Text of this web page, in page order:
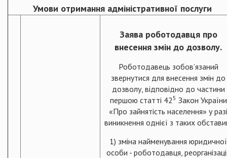
Умови отримання адміністративної послуги
Заява роботодавця про
внесення змін до дозволу.
Роботодавець зобов’язаний
звернутися для внесення змін до
дозволу, відповідно до частини
першою статті 425 Закон України
«Про зайнятість населення» у разі
виникнення однієї з таких
1) зміна найменування юридичної
особи - роботодавця,